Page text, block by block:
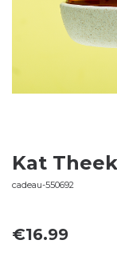
Kat
cadeau-550692
€16.99